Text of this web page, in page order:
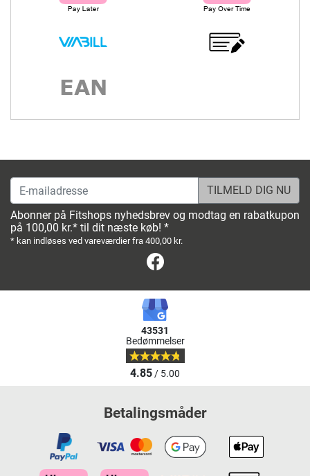
E-mailadresse
Abonner på Fitshops nyhedsbrev og modtag en rabatkupon
på 100,00 kr.* til dit næste køb! *
* kan indløses ved vareværdier fra 400,00 kr.
43531
Bedømmelser
4.85/ 5.00
Betalingsmåder